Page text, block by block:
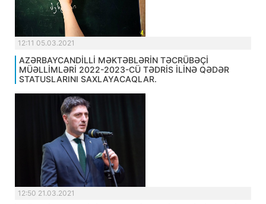
12:11 05.03.2021
AZƏRBAYCANDİLLİ MƏKTƏBLƏRİN TƏCRÜBƏÇİ
MÜƏLLİMLƏRİ 2022-2023-CÜ TƏDRİS İLİNƏ QƏDƏR
STATUSLARINI SAXLAYACAQLAR.
12:50 21.03.2021